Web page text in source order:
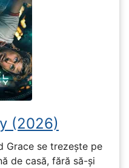
(2026)
Grace se trezește pe
de casă, fără să-și